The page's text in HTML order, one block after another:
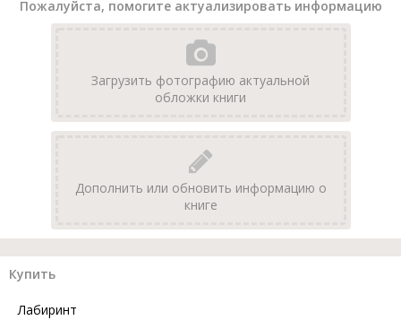
Пожалуйста, помогите актуализировать информацию
Загрузить фотографию актуальной
обложки книги
Дополнить или обновить информацию о
книге
Купить
Лабиринт